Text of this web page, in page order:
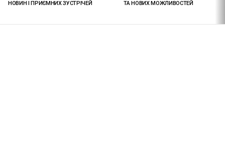
НОВИН І ПРИЄМНИХ ЗУСТРІЧЕЙ
ТА НОВИХ МОЖЛИВОСТЕЙ